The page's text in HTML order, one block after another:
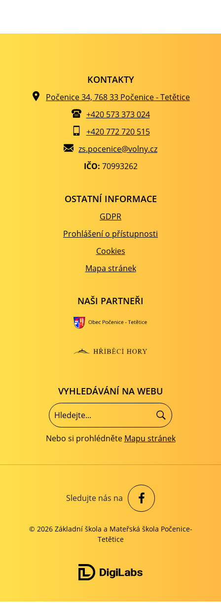
KONTAKTY
Počenice 34, 768 33 Počenice - Tetětice
+420 573 373 024
+420 772 720 515
zs.pocenice@volny.cz
IČO: 70993262
OSTATNÍ INFORMACE
GDPR
Prohlášení o přístupnosti
Cookies
Mapa stránek
NAŠI PARTNEŘI
VYHLEDÁVÁNÍ NA WEBU
Nebo si prohlédněte Mapu stránek
© 2026 Základní škola a Mateřská škola Počenice-
Tetětice
Sledujte nás na